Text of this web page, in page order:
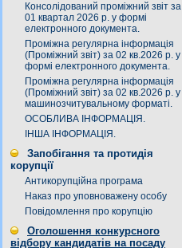
Консолідований проміжний звіт за
01 квартал 2026 р. у формі
електронного документа.
Проміжна регулярна інформація
(Проміжний звіт) за 02 кв.2026 р. у
формі електронного документа.
Проміжна регулярна інформація
(Проміжний звіт) за 02 кв.2026 р. у
машинозчитувальному форматі.
ОСОБЛИВА ІНФОРМАЦІЯ.
ІНША ІНФОРМАЦІЯ.
Запобігання та протидія
корупції
Антикорупційна програма
Наказ про уповноважену особу
Повідомлення про корупцію
Оголошення конкурсного
відбору кандидатів на посаду